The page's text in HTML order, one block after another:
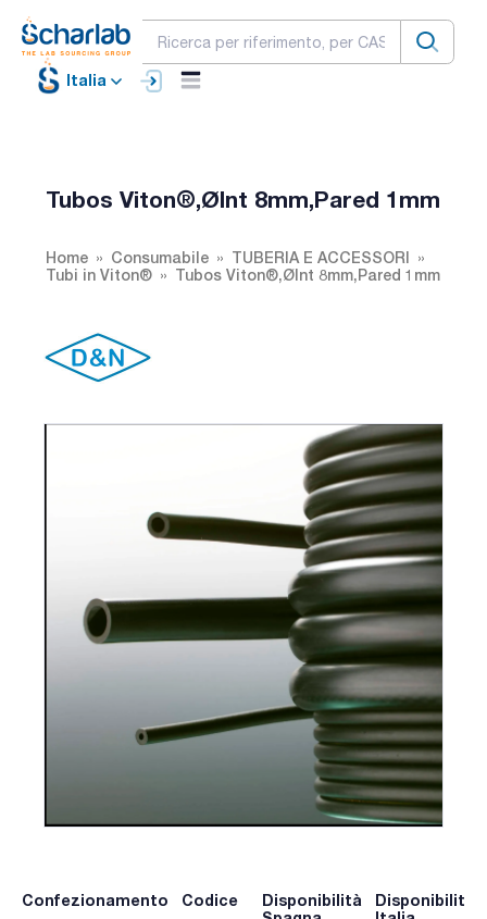
Italia
Tubos Viton®,ØInt 8mm,Pared 1mm
Home Consumabile
TUBERIA E ACCESSORI
Tubi in Viton®
Tubos Viton®,ØInt 8mm,Pared 1mm
Confezionamento Codice
Disponibilità
Disponibilità